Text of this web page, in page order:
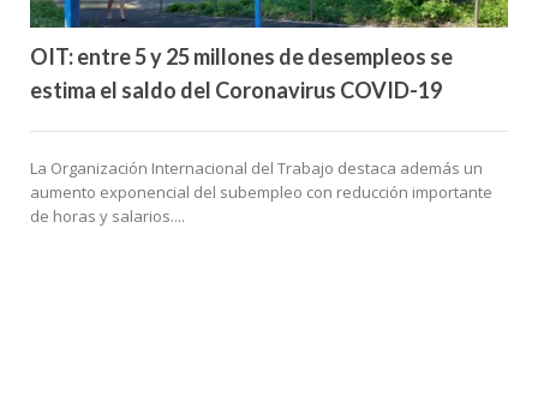
OIT: entre 5 y 25 millones de desempleos se
estima el saldo del Coronavirus COVID-19
La Organización Internacional del Trabajo destaca además un
aumento exponencial del subempleo con reducción importante
de horas y salarios....